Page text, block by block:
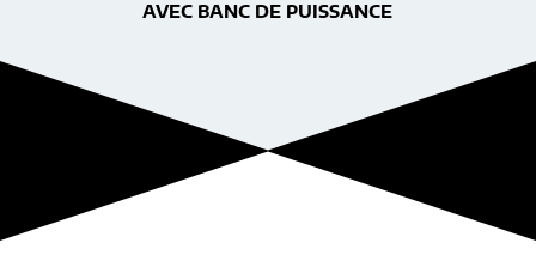
AVEC BANC DE PUISSANCE